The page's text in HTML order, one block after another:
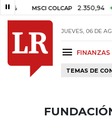
MSCI COLCAP 2.350,94 +6,13
JUEVES, 06 DE
FINANZAS
TEMAS DE